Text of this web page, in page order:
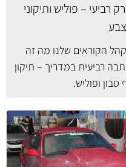
רביעי – פוליש ותיקוני
הקוראים שלנו מה זה
רביעית במדריך – תיקון
ופוליש.